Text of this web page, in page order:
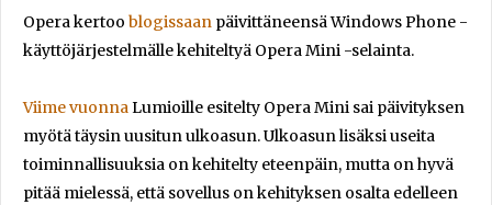
Opera kertoo blogissaan päivittäneensä Windows Phone -
käyttöjärjestelmälle kehiteltyä Opera Mini -selainta.
Viime vuonnaLumioille esitelty Opera Mini sai päivityksen
myötä täysin uusitun ulkoasun. Ulkoasun lisäksi useita
toiminnallisuuksia on kehitelty eteenpäin, mutta on hyvä
pitää mielessä, että sovellus on kehityksen osalta edelleen